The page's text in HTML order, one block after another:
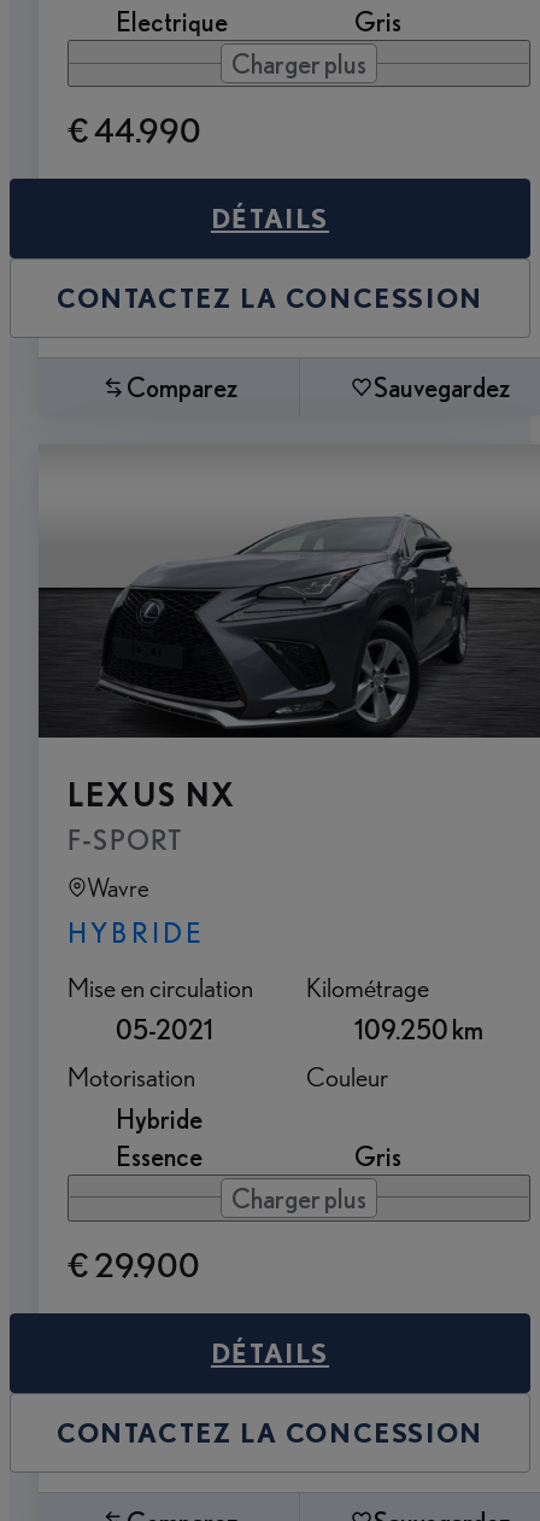
Electrique
Gris
Charger plus
€ 44.990
DÉTAILS
CONTACTEZ LA CONCESSION
Comparez Sauvegardez
LEXUS NX
F-SPORT
Wavre
HYBRIDE
Mise en circulation
05-2021
Kilométrage
109.250 km
Motorisation
Hybride
Essence
Couleur
Gris
Charger plus
€ 29.900
DÉTAILS
CONTACTEZ LA CONCESSION